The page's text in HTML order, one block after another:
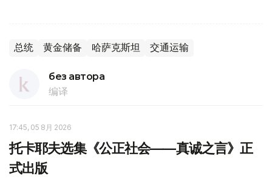
总统 黄金储备 哈萨克斯坦 交通运输
без автора
编译
17:45, 05 8月 2026
托卡耶夫选集《公正社会——真诚之言》正
式出版